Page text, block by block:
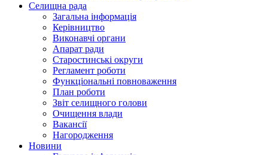
Селищна рада
Загальна інформація
Керівництво
Виконавчі органи
Апарат ради
Старостинські округи
Регламент роботи
Функціональні повноваження
План роботи
Звіт селищного голови
Очищення влади
Вакансії
Нагородження
Новини